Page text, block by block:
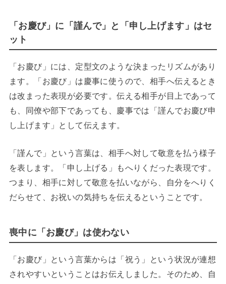
「お慶び」に「謹んで」と「申し上げます」はセ
ット
「お慶び」には、定型文のような決まったリズムがあり
ます。「お慶び」は慶事に使うので、相手へ伝えるとき
は改まった表現が必要です。伝える相手が目上であって
も、同僚や部下であっても、慶事では「謹んでお慶び申
し上げます」として伝えます。
「謹んで」という言葉は、相手へ対して敬意を払う様子
を表します。「申し上げる」もへりくだった表現です。
つまり、相手に対して敬意を払いながら、自分をへりく
だらせて、お祝いの気持ちを伝えるということです。
喪中に「お慶び」は使わない
「お慶び」という言葉からは「祝う」という状況が連想
されやすいということはお伝えしました。そのため、自